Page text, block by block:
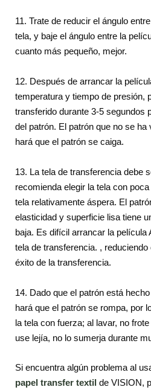
11. Trate de reducir el ángulo
tela, y baje el ángulo entre la
cuanto más pequeño, mejor.
12. Después de arrancar la
temperatura y tiempo de presión,
transferido durante 3-5 segundos
del patrón. El patrón que no se ha
hará que el patrón se caiga.
13. La tela de transferencia debe
recomienda elegir la tela con
tela relativamente áspera. El
elasticidad y superficie lisa tiene
baja. Es difícil arrancar la película
tela de transferencia. ,
éxito de la transferencia.
14. Dado que el patrón está
hará que el patrón se rompa, por
la tela con fuerza; al lavar, no
use lejía, no lo sumerja durante
Si encuentra algún problema al
papel transfer textil de VISION,